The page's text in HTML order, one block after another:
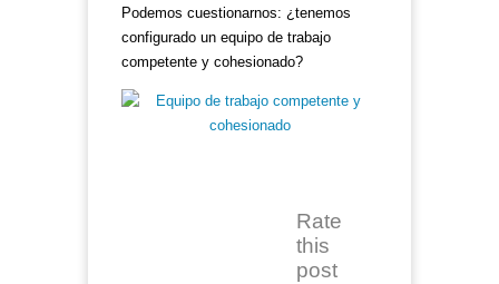
Podemos cuestionarnos: ¿tenemos
configurado un equipo de trabajo
competente y cohesionado?
Rate
this
post